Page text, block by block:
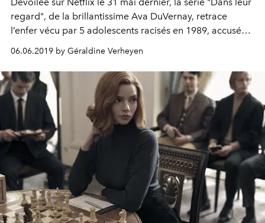
regard", de la brillantissime Ava DuVernay, retrace
l’enfer vécu par 5 adolescents racisés en 1989, accusés à
morte à Central Park. Une mini-série révoltante d’intérêt
public à regarder d’urgence.
06.06.2019 by Géraldine Verheyen